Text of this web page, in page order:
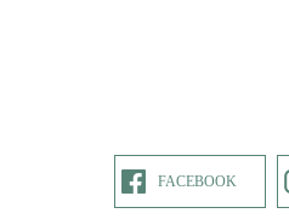
FACEBOOK